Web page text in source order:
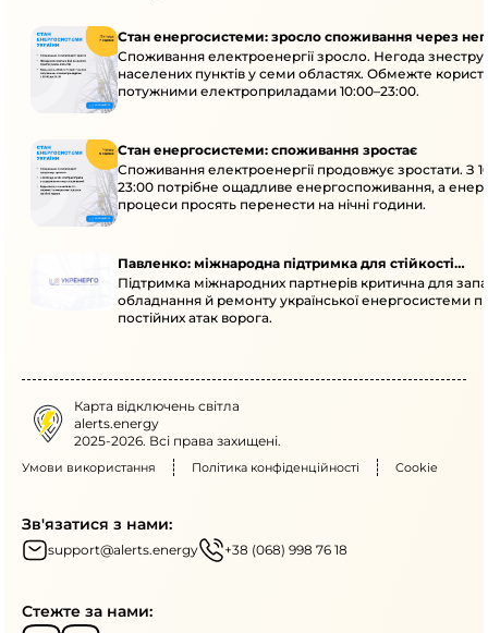
Стан енергосистеми: зросло споживання через
Споживання електроенергії зросло. Негода
населених пунктів у семи областях. Обмежте
потужними електроприладами 10:00–23:00.
Стан енергосистеми: споживання зростає
Споживання електроенергії продовжує зростати. З
23:00 потрібне ощадливе енергоспоживання, а
процеси просять перенести на нічні години.
Павленко: міжнародна підтримка для стійкості
енергосистеми
Підтримка міжнародних партнерів критична для
обладнання й ремонту української енергосистеми
постійних атак ворога.
Карта відключень світла
alerts.energy
2025-2026. Всі права захищені.
Умови використання Політика конфіденційності Cookie
Зв'язатися з нами:
support@alerts.energy +38 (068) 998 76 18
Стежте за нами: